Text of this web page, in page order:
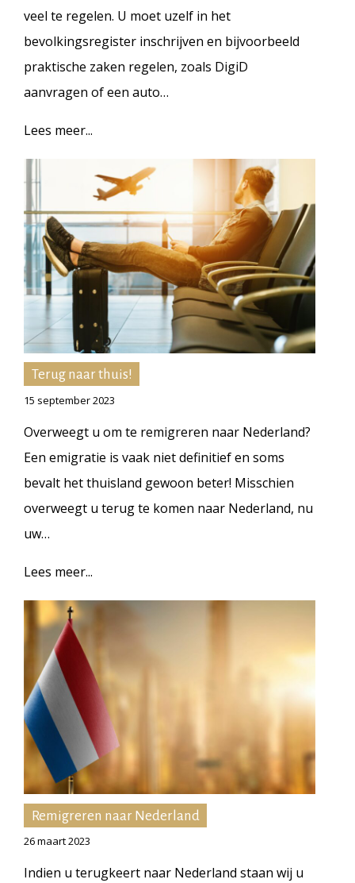
veel te regelen. U moet uzelf in het
bevolkingsregister inschrijven en bijvoorbeeld
praktische zaken regelen, zoals DigiD
aanvragen of een auto…
Lees meer...
Terug naar thuis!
15 september 2023
Overweegt u om te remigreren naar Nederland?
Een emigratie is vaak niet definitief en soms
bevalt het thuisland gewoon beter! Misschien
overweegt u terug te komen naar Nederland, nu
uw…
Lees meer...
Remigreren naar Nederland
26 maart 2023
Indien u terugkeert naar Nederland staan wij u